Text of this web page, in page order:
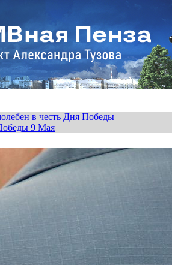
в честь Дня Победы
9 Мая